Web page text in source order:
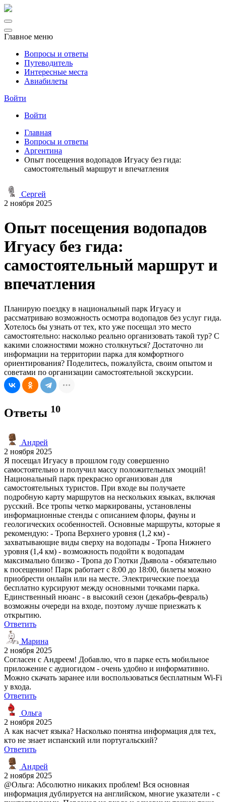
Главное меню
Вопросы и ответы
Путеводитель
Интересные места
Авиабилеты
Войти
Войти
Главная
Вопросы и ответы
Аргентина
Опыт посещения водопадов Игуасу без гида:
самостоятельный маршрут и впечатления
Сергей
2 ноября 2025
Опыт посещения водопадов
Игуасу без гида:
самостоятельный маршрут и
впечатления
Планирую поездку в национальный парк Игуасу и
рассматриваю возможность осмотра водопадов без услуг гида.
Хотелось бы узнать от тех, кто уже посещал это место
самостоятельно: насколько реально организовать такой тур? С
какими сложностями можно столкнуться? Достаточно ли
информации на территории парка для комфортного
ориентирования? Поделитесь, пожалуйста, своим опытом и
советами по организации самостоятельной экскурсии.
Ответы 10
Андрей
2 ноября 2025
Я посещал Игуасу в прошлом году совершенно
самостоятельно и получил массу положительных эмоций!
Национальный парк прекрасно организован для
самостоятельных туристов. При входе вы получаете
подробную карту маршрутов на нескольких языках, включая
русский. Все тропы четко маркированы, установлены
информационные стенды с описанием флоры, фауны и
геологических особенностей. Основные маршруты, которые я
рекомендую: - Тропа Верхнего уровня (1,2 км) -
захватывающие виды сверху на водопады - Тропа Нижнего
уровня (1,4 км) - возможность подойти к водопадам
максимально близко - Тропа до Глотки Дьявола - обязательно
к посещению! Парк работает с 8:00 до 18:00, билеты можно
приобрести онлайн или на месте. Электрические поезда
бесплатно курсируют между основными точками парка.
Единственный нюанс - в высокий сезон (декабрь-февраль)
возможны очереди на входе, поэтому лучше приезжать к
открытию.
Ответить
Марина
2 ноября 2025
Согласен с Андреем! Добавлю, что в парке есть мобильное
приложение с аудиогидом - очень удобно и информативно.
Можно скачать заранее или воспользоваться бесплатным Wi-Fi
у входа.
Ответить
Ольга
2 ноября 2025
А как насчет языка? Насколько понятна информация для тех,
кто не знает испанский или португальский?
Ответить
Андрей
2 ноября 2025
@Ольга: Абсолютно никаких проблем! Вся основная
информация дублируется на английском, многие указатели - с